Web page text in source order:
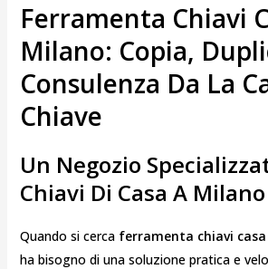
Ferramenta Chiavi
Milano: Copia,
Consulenza Da La
Chiave
Un Negozio
Chiavi Di Casa A Milano
Quando si cerca ferramenta chiavi
ha bisogno di una soluzione pratica e